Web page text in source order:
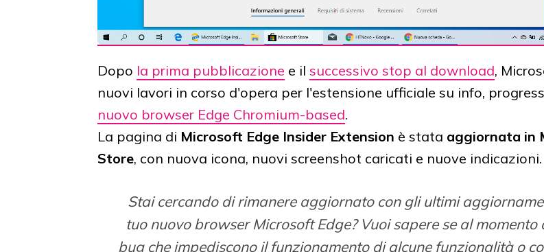
Dopo la prima pubblicazione e il successivo stop al download,
nuovi lavori in corso d'opera per l'estensione ufficiale su info,
nuovo browser Edge Chromium-based.
La pagina di Microsoft Edge Insider Extension è stata aggiornata in
Store, con nuova icona, nuovi screenshot caricati e nuove indicazioni.
Stai cercando di rimanere aggiornato con gli ultimi
tuo nuovo browser Microsoft Edge? Vuoi sapere se al momento
bug che impediscono il funzionamento di alcune funzionalità o